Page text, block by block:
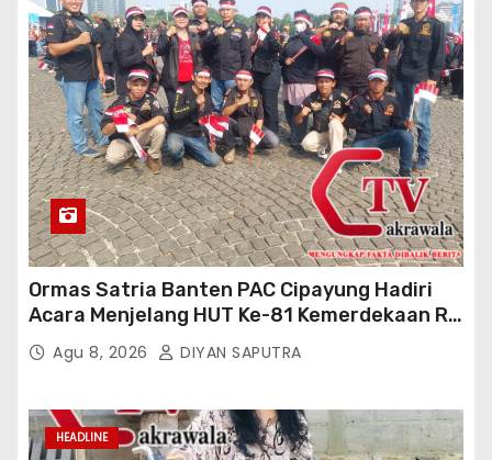
Ormas Satria Banten PAC Cipayung Hadiri
Acara Menjelang HUT Ke-81 Kemerdekaan RI
Di Silang Monas
Agu 8, 2026 DIYAN SAPUTRA
HEADLINE